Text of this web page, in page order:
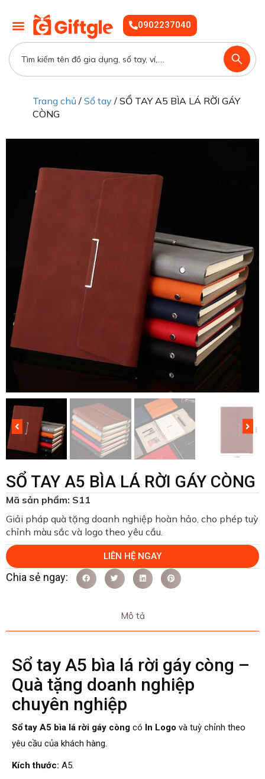
0902237040
Trang chủ / Sổ tay / SỔ TAY A5 BÌA LÁ RỜI GÁY
CÒNG
SỔ TAY A5 BÌA LÁ RỜI GÁY CÒNG
Mã sản phẩm: S11
Giải pháp quà tặng doanh nghiệp hoàn hảo, cho phép tuỳ
chỉnh màu sắc và logo theo yêu cầu.
LIÊN HỆ NGAY
Mô tả
Sổ tay A5 bìa lá rời gáy còng –
Quà tặng doanh nghiệp
chuyên nghiệp
Sổ tay A5 bìa lá rời gáy còng có In Logo và tuỳ chỉnh theo
yêu cầu của khách hàng.
Kích thước: A5.